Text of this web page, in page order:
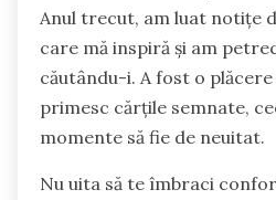
Anul trecut, am luat notițe
care mă inspiră și am
căutându-i. A fost o plăcere
primesc cărțile semnate,
momente să fie de neuitat.
Nu uita să te îmbraci